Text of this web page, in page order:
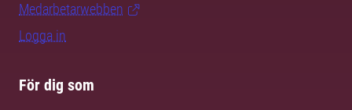
Medarbetarwebben
Logga in
För dig som